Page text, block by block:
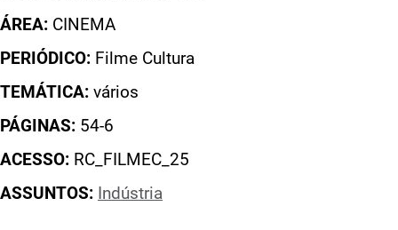
ÁREA: CINEMA
PERIÓDICO: Filme Cultura
TEMÁTICA: vários
PÁGINAS: 54-6
ACESSO: RC_FILMEC_25
ASSUNTOS: Indústria